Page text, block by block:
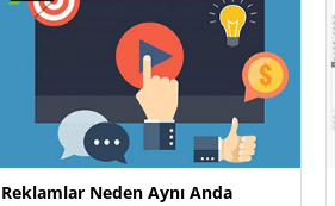
Reklamlar Neden Aynı Anda